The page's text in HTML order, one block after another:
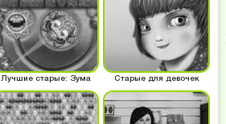
Лучшие старые: Зума Старые для девочек